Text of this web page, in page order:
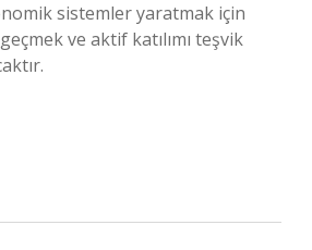
sistemler yaratmak için
ve aktif katılımı teşvik